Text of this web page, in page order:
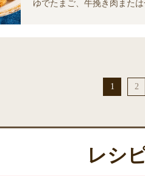
ゆでたまご、牛挽き肉また
1 2
レシ